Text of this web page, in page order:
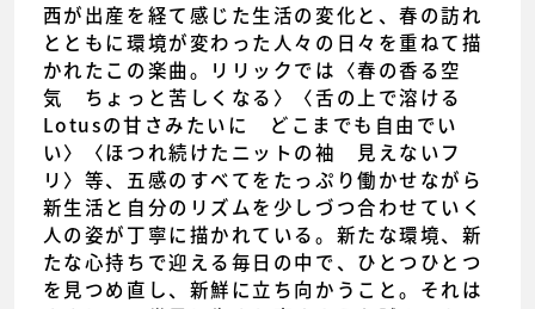
西が出産を経て感じた生活の変化と、春の訪れ
とともに環境が変わった人々の日々を重ねて描
かれたこの楽曲。リリックでは〈春の香る空
気 ちょっと苦しくなる〉〈舌の上で溶ける
Lotusの甘さみたいに どこまでも自由でい
い〉〈ほつれ続けたニットの袖 見えないフ
リ〉等、五感のすべてをたっぷり働かせながら
新生活と自分のリズムを少しづつ合わせていく
人の姿が丁寧に描かれている。新たな環境、新
たな心持ちで迎える毎日の中で、ひとつひとつ
を見つめ直し、新鮮に立ち向かうこと。それは